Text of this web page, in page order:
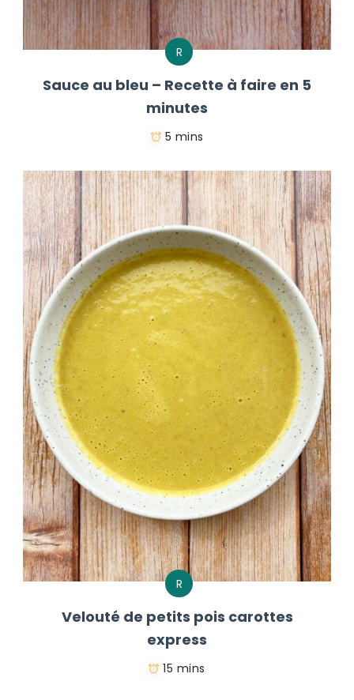
R
Sauce au bleu – Recette à faire en 5
minutes
5 mins
R
Velouté de petits pois carottes
express
15 mins